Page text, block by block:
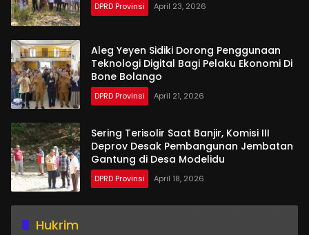
DPRD Provinsi April 23, 2026
Aleg Yeyen Sidiki Dorong Penggunaan
Teknologi Digital Bagi Pelaku Ekonomi Di
Bone Bolango
DPRD Provinsi April 21, 2026
Sering Terisolir Saat Banjir, Komisi III
Deprov Desak Pembangunan Jembatan
Gantung di Desa Modelidu
DPRD Provinsi April 18, 2026
Hukrim